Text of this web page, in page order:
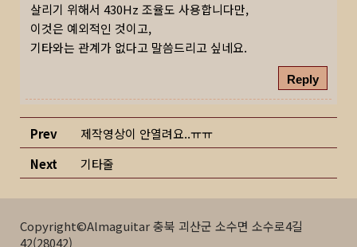
살리기 위해서 430Hz 조율도 사용합니다만,
이것은 예외적인 것이고,
기타와는 관계가 없다고 말씀드리고 싶네요.
Reply
Prev
제작영상이 안열려요..ㅠㅠ
Next
기타줄
Copyright©Almaguitar 충북 괴산군 소수면 소수로4길
42(28042)